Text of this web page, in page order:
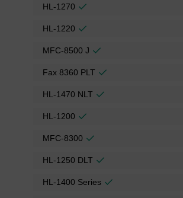
HL-1270
HL-1220
MFC-8500 J
Fax 8360 PLT
HL-1470 NLT
HL-1200
MFC-8300
HL-1250 DLT
HL-1400 Series